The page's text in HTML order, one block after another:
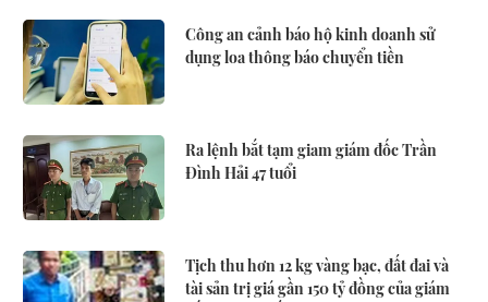
Công an cảnh báo hộ kinh doanh sử
dụng loa thông báo chuyển tiền
Ra lệnh bắt tạm giam giám đốc Trần
Đình Hải 47 tuổi
Tịch thu hơn 12 kg vàng bạc, đất đai và
tài sản trị giá gần 150 tỷ đồng của giám